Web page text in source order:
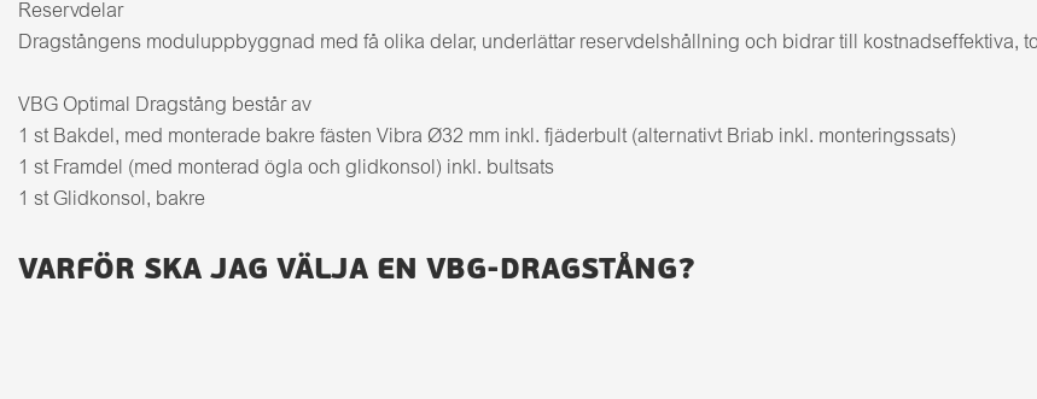
Reservdelar
Dragstångens moduluppbyggnad med få olika delar, underlättar reservdelshållning och bidrar till kostnadseffektiva,
VBG Optimal Dragstång består av
1 st Bakdel, med monterade bakre fästen Vibra Ø32 mm inkl. fjäderbult (alternativt Briab inkl. monteringssats)
1 st Framdel (med monterad ögla och glidkonsol) inkl. bultsats
1 st Glidkonsol, bakre
VARFÖR SKA JAG VÄLJA EN VBG-DRAGSTÅNG?